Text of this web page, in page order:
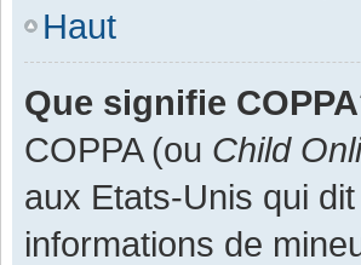
Haut
Que signifie
COPPA (ou Child
aux Etats-Unis qui
informations de